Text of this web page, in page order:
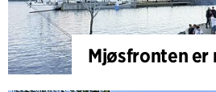
Mjøsfronten er